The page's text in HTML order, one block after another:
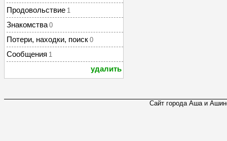
Продовольствие 1
Знакомства 0
Потери, находки, поиск 0
Сообщения 1
удалить
Сайт города Аша и